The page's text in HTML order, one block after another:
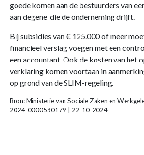
goede komen aan de bestuurders van
aan degene, die de onderneming drijft.
Bij subsidies van € 125.000 of meer
financieel verslag voegen met een
een accountant. Ook de kosten van het
verklaring komen voortaan in
op grond van de SLIM-regeling.
Bron: Ministerie van Sociale Zaken en
2024-0000530179 | 22-10-2024